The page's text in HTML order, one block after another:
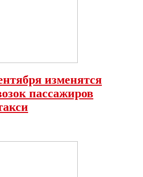
изменятся
пассажиров